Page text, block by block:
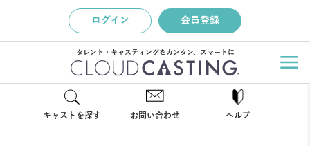
ログイン 会員登録
タレント・キャスティングをカンタン、スマートに
キャストを探す お問い合わせ ヘルプ